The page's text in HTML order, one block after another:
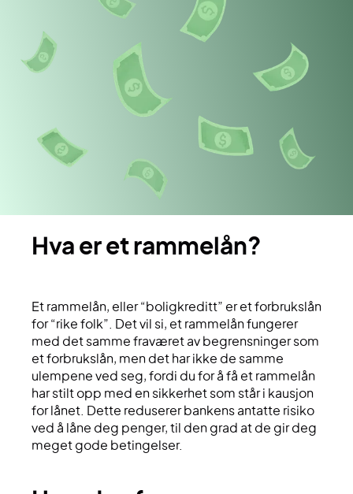
hva er et rammelån?
Et rammelån, eller “boligkreditt” er et forbrukslån
for “rike folk”. Det vil si, et rammelån fungerer
med det samme fraværet av begrensninger som
et forbrukslån, men det har ikke de samme
ulempene ved seg, fordi du for å få et rammelån
har stilt opp med en sikkerhet som står i kausjon
for lånet. Dette reduserer bankens antatte risiko
ved å låne deg penger, til den grad at de gir deg
meget gode betingelser.